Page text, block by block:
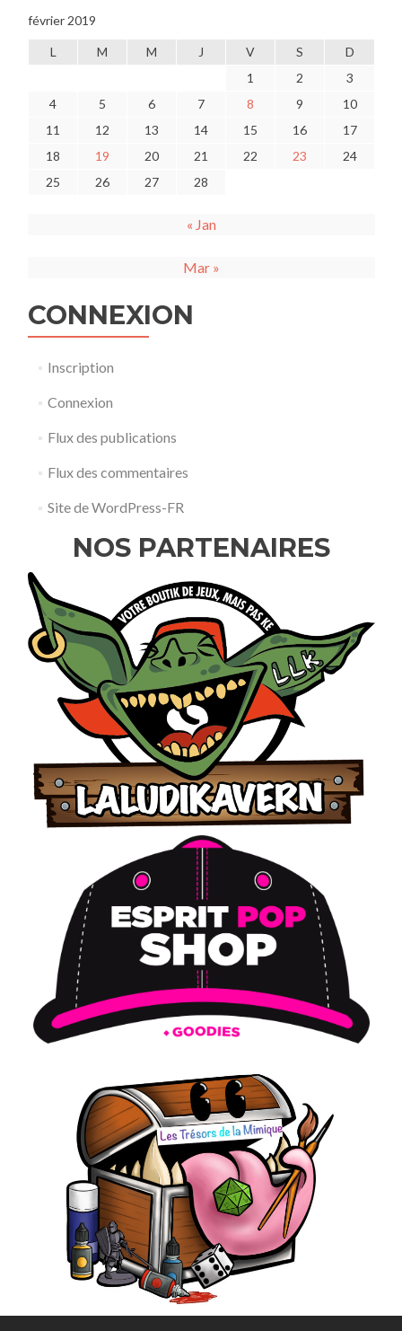
février 2019
L M M J V S
D
1
2
3
4
5 6 7 8 9
10
11
12 13 14 15 16
17
18
19 20 21 22 23
24
25
26 27 28
« Jan
Mar »
CONNEXION
Inscription
Connexion
Flux des publications
Flux des commentaires
Site de WordPress-FR
NOS PARTENAIRES